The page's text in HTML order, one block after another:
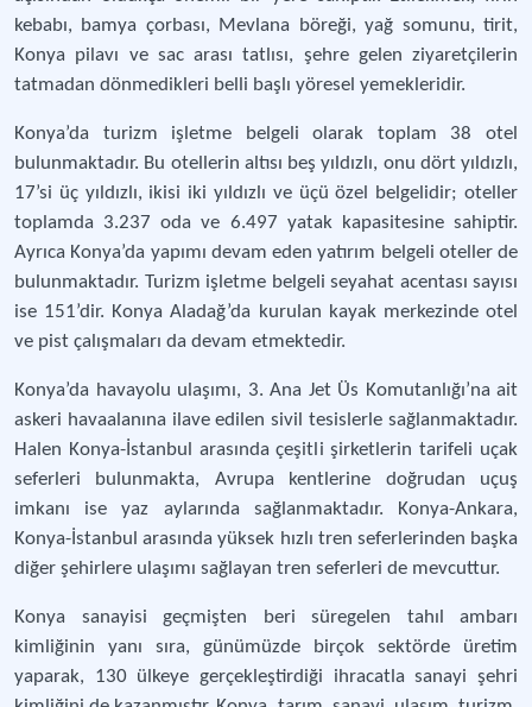
kebabı, bamya çorbası, Mevlana böreği, yağ somunu, tirit,
Konya pilavı ve sac arası tatlısı, şehre gelen ziyaretçilerin
tatmadan dönmedikleri belli başlı yöresel yemekleridir.
Konya’da turizm işletme belgeli olarak toplam 38 otel
bulunmaktadır. Bu otellerin altısı beş yıldızlı, onu dört yıldızlı,
17’si üç yıldızlı, ikisi iki yıldızlı ve üçü özel belgelidir; oteller
toplamda 3.237 oda ve 6.497 yatak kapasitesine sahiptir.
Ayrıca Konya’da yapımı devam eden yatırım belgeli oteller de
bulunmaktadır. Turizm işletme belgeli seyahat acentası sayısı
ise 151’dir. Konya Aladağ’da kurulan kayak merkezinde otel
ve pist çalışmaları da devam etmektedir.
Konya’da havayolu ulaşımı, 3. Ana Jet Üs Komutanlığı’na ait
askeri havaalanına ilave edilen sivil tesislerle sağlanmaktadır.
Halen Konya-İstanbul arasında çeşitli şirketlerin tarifeli uçak
seferleri bulunmakta, Avrupa kentlerine doğrudan uçuş
imkanı ise yaz aylarında sağlanmaktadır. Konya-Ankara,
Konya-İstanbul arasında yüksek hızlı tren seferlerinden başka
diğer şehirlere ulaşımı sağlayan tren seferleri de mevcuttur.
Konya sanayisi geçmişten beri süregelen tahıl ambarı
kimliğinin yanı sıra, günümüzde birçok sektörde üretim
yaparak, 130 ülkeye gerçekleştirdiği ihracatla sanayi şehri